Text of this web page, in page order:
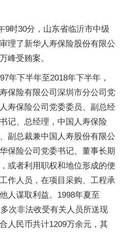
9时30分，山东省临沂市中级
理了新华人寿保险股份有限公
峰受贿案。
年下半年至2018年下半年，
保险有限公司深圳市分公司党
寿保险公司党委委员、副总经
记、总经理，中国人寿保险
副总裁兼中国人寿股份有限公
保险公司党委书记、董事长期
或者利用职权和地位形成的便
作人员，在项目采购、工程承
人谋取利益。1998年夏至
次非法收受有关人员所送现
人民币共计1209万余元，其